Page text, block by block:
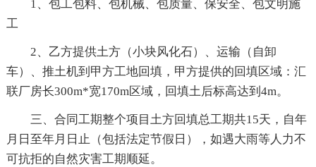
1、包工包料、包机械、包质量、保安全、包文明施
工
2、乙方提供土方（小块风化石）、运输（自卸
车）、推土机到甲方工地回填，甲方提供的回填区域：汇
联厂房长300m*宽170m区域，回填土后标高达到4m。
三、合同工期整个项目土方回填总工期共15天，自年
月日至年月日止（包括法定节假日），如遇大雨等人力不
可抗拒的自然灾害工期顺延。